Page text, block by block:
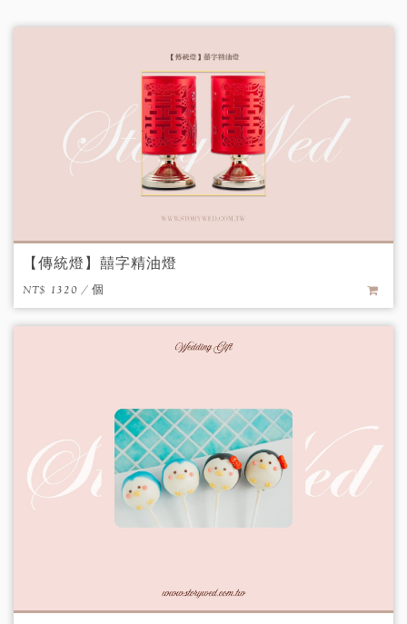
【傳統燈】囍字精油燈
NT$ 1320 / 個